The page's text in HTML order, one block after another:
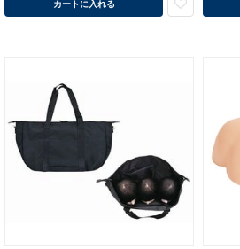
カートに入れる